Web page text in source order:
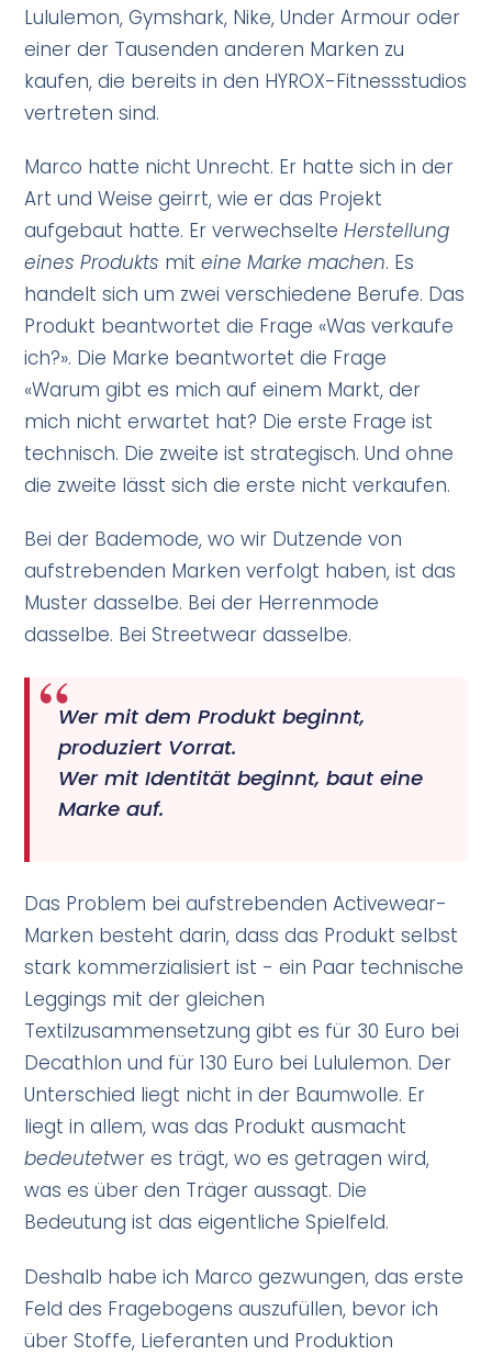
Lululemon, Gymshark, Nike, Under Armour oder
einer der Tausenden anderen Marken zu
kaufen, die bereits in den HYROX-Fitnessstudios
vertreten sind.
Marco hatte nicht Unrecht. Er hatte sich in der
Art und Weise geirrt, wie er das Projekt
aufgebaut hatte. Er verwechselteHerstellung
eines Produkts miteine Marke machen. Es
handelt sich um zwei verschiedene Berufe. Das
Produkt beantwortet die Frage «Was verkaufe
ich?». Die Marke beantwortet die Frage
«Warum gibt es mich auf einem Markt, der
mich nicht erwartet hat? Die erste Frage ist
technisch. Die zweite ist strategisch. Und ohne
die zweite lässt sich die erste nicht verkaufen.
Bei der Bademode, wo wir Dutzende von
aufstrebenden Marken verfolgt haben, ist das
Muster dasselbe. Bei der Herrenmode
dasselbe. Bei Streetwear dasselbe.
Wer mit dem Produkt beginnt,
produziert Vorrat.
Wer mit Identität beginnt, baut eine
Marke auf.
Das Problem bei aufstrebenden Activewear-
Marken besteht darin, dass das Produkt selbst
stark kommerzialisiert ist - ein Paar technische
Leggings mit der gleichen
Textilzusammensetzung gibt es für 30 Euro bei
Decathlon und für 130 Euro bei Lululemon. Der
Unterschied liegt nicht in der Baumwolle. Er
liegt in allem, was das Produkt ausmacht
bedeutetwer es trägt, wo es getragen wird,
was es über den Träger aussagt. Die
Bedeutung ist das eigentliche Spielfeld.
Deshalb habe ich Marco gezwungen, das erste
Feld des Fragebogens auszufüllen, bevor ich
über Stoffe, Lieferanten und Produktion